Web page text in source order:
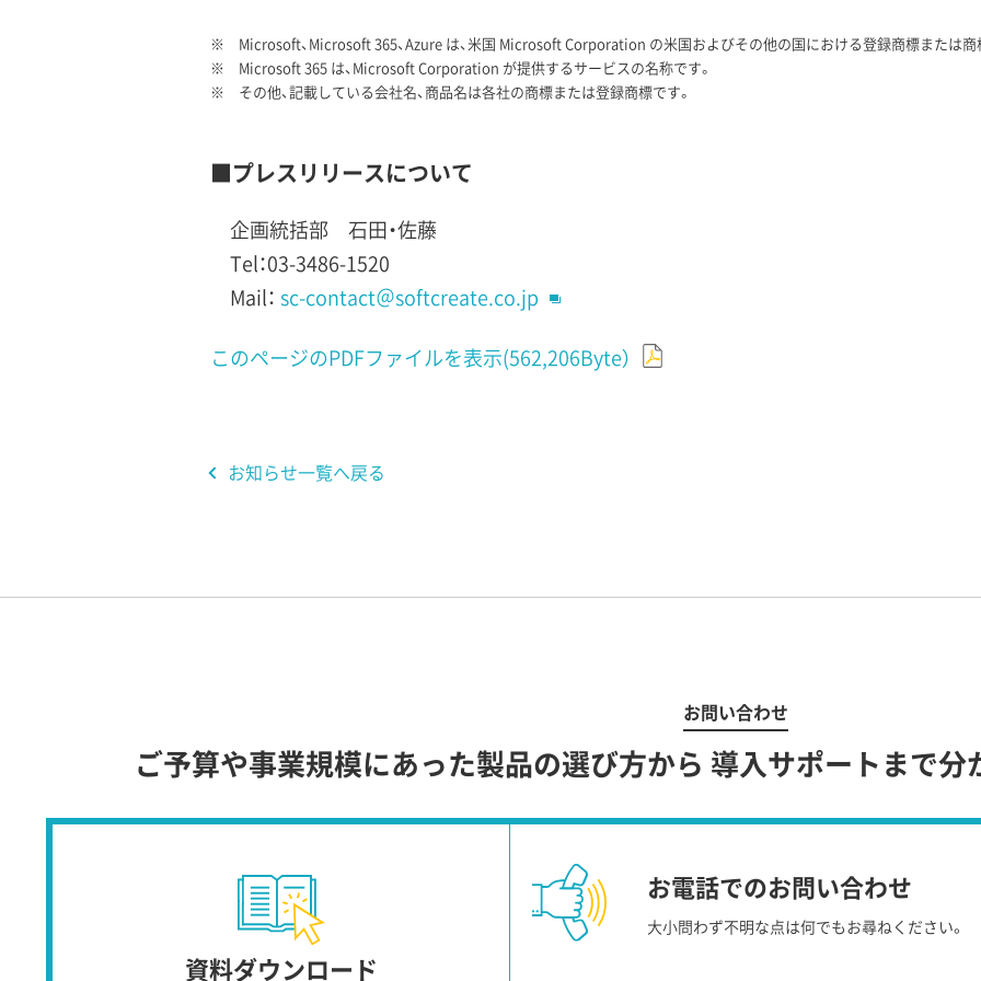
※ Microsoft、Microsoft 365、Azure は、米国 Microsoft Corporation の米国およびその他の国における登録商標または商
※ Microsoft 365 は、Microsoft Corporation が提供するサービスの名称です。
※ その他、記載している会社名、商品名は各社の商標または登録商標です。
■プレスリリースについて
企画統括部 石田・佐藤
Tel：03-3486-1520
Mail： sc-contact＠softcreate.co.jp
このページのPDFファイルを表示(562,206Byte）
お知らせ一覧へ戻る
お問い合わせ
ご予算や事業規模にあった製品の選び方から 導入サポートまで分
資料ダウンロード
お電話でのお問い合わせ
大小問わず不明な点は何でもお尋ねください。